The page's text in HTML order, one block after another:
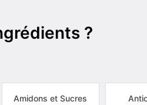
?
Amidons et Sucres